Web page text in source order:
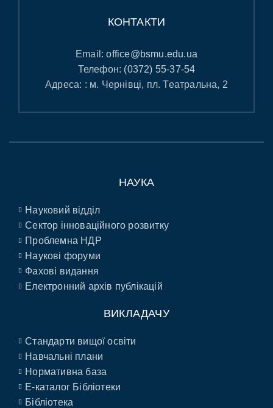
КОНТАКТИ
Email:office@bsmu.edu.ua
Телефон: (0372) 55-37-54
Адреса: : м. Чернівці, пл. Театральна, 2
НАУКА
Науковий відділ
Сектор інноваційного розвитку
Проблемна НДР
Наукові форуми
Фахові видання
Електронний архів публікацій
ВИКЛАДАЧУ
Стандарти вищої освіти
Навчальні плани
Нормативна база
E-каталог Бібліотеки
Бібліотека